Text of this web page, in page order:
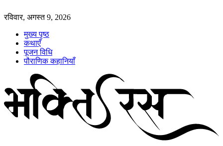
रविवार, अगस्त 9, 2026
मुख्य पृष्ठ
कथाएँ
पूजन विधि
पौराणिक कहानियाँ